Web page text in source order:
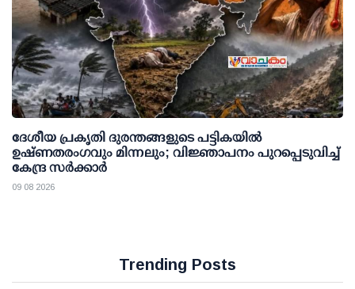
ദേശീയ പ്രകൃതി ദുരന്തങ്ങളുടെ പട്ടികയില്‍
ഉഷ്ണതരംഗവും മിന്നലും; വിജ്ഞാപനം പുറപ്പെടുവിച്ച്
കേന്ദ്ര സര്‍ക്കാര്‍
09 08 2026
Trending Posts